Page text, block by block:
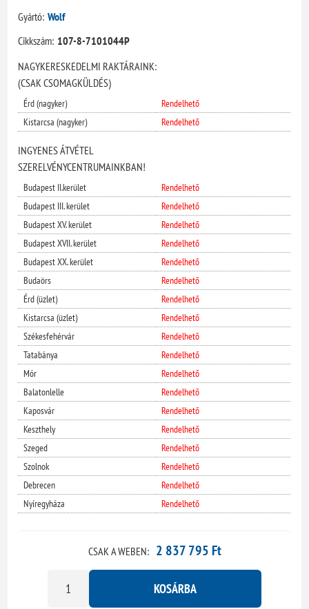
Gyártó: Wolf
Cikkszám: 107-8-7101044P
NAGYKERESKEDELMI RAKTÁRAINK:
(CSAK CSOMAGKÜLDÉS)
Érd (nagyker)
Rendelhető
Kistarcsa (nagyker)
Rendelhető
INGYENES ÁTVÉTEL
SZERELVÉNYCENTRUMAINKBAN!
Budapest II.kerület
Rendelhető
Budapest III. kerület
Rendelhető
Budapest XV. kerület
Rendelhető
Budapest XVII. kerület
Rendelhető
Budapest XX. kerület
Rendelhető
Budaörs
Rendelhető
Érd (üzlet)
Rendelhető
Kistarcsa (üzlet)
Rendelhető
Székesfehérvár
Rendelhető
Tatabánya
Rendelhető
Mór
Rendelhető
Balatonlelle
Rendelhető
Kaposvár
Rendelhető
Keszthely
Rendelhető
Szeged
Rendelhető
Szolnok
Rendelhető
Debrecen
Rendelhető
Nyíregyháza
Rendelhető
CSAK A WEBEN: 2 837 795 Ft
KOSÁRBA